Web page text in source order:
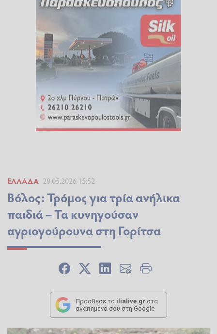
ΕΛΛΆΔΑ 28.05.2026 15:52
Βόλος: Τρόμος για τρία ανήλικα
παιδιά – Τα κυνηγούσαν
αγριογούρουνα στη Γορίτσα
Πρόσθεσε το ilialive.gr στα
αγαπημένα σου στη Google